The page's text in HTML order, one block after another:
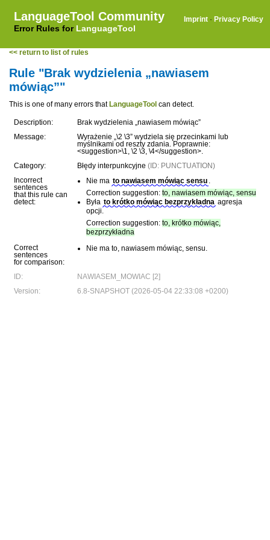
LanguageTool Community
Error Rules for LanguageTool
Imprint · Privacy Policy
<< return to list of rules
Rule "Brak wydzielenia „nawiasem
mówiąc”"
This is one of many errors that LanguageTool can detect.
Description:
Brak wydzielenia „nawiasem mówiąc”
Message:
Wyrażenie „\2 \3” wydziela się przecinkami lub
myślnikami od reszty zdania. Poprawnie:
<suggestion>\1, \2 \3, \4</suggestion>.
Category:
Błędy interpunkcyjne (ID: PUNCTUATION)
Incorrect
sentences
that this rule can
detect:
Nie ma to nawiasem mówiąc sensu .
Correction suggestion: to, nawiasem mówiąc, sensu
Była to krótko mówiąc bezprzykładna agresja
opcji.
Correction suggestion: to, krótko mówiąc,
bezprzykładna
Correct
sentences
for comparison:
Nie ma to, nawiasem mówiąc, sensu.
ID:
NAWIASEM_MOWIAC [2]
Version:
6.8-SNAPSHOT (2026-05-04 22:33:08 +0200)